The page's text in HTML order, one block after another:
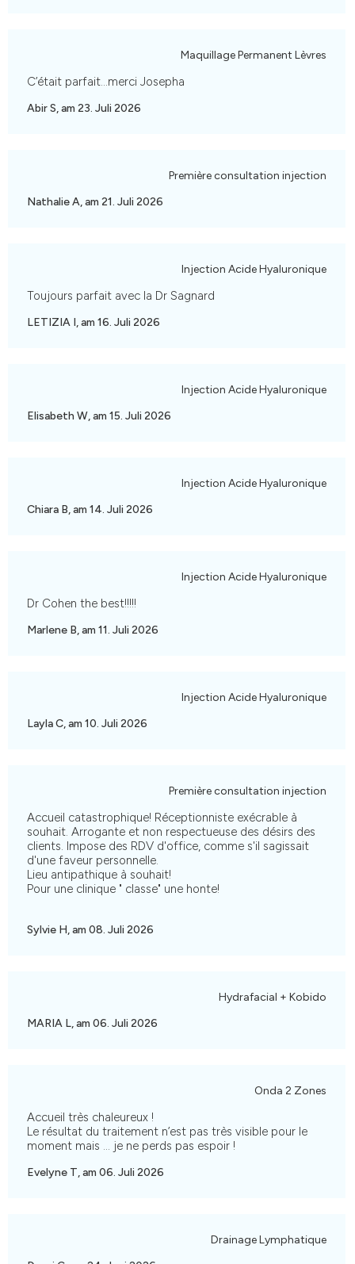
Maquillage Permanent Lèvres
C’était parfait…merci Josepha
Abir S, am 23. Juli 2026
Première consultation injection
Nathalie A, am 21. Juli 2026
Injection Acide Hyaluronique
Toujours parfait avec la Dr Sagnard
LETIZIA I, am 16. Juli 2026
Injection Acide Hyaluronique
Elisabeth W, am 15. Juli 2026
Injection Acide Hyaluronique
Chiara B, am 14. Juli 2026
Injection Acide Hyaluronique
Dr Cohen the best!!!!!
Marlene B, am 11. Juli 2026
Injection Acide Hyaluronique
Layla C, am 10. Juli 2026
Première consultation injection
Accueil catastrophique! Réceptionniste exécrable à
souhait. Arrogante et non respectueuse des désirs des
clients. Impose des RDV d'office, comme s'il sagissait
d'une faveur personnelle.
Lieu antipathique à souhait!
Pour une clinique " classe" une honte!
Sylvie H, am 08. Juli 2026
Hydrafacial + Kobido
MARIA L, am 06. Juli 2026
Onda 2 Zones
Accueil très chaleureux !
Le résultat du traitement n’est pas très visible pour le
moment mais … je ne perds pas espoir !
Evelyne T, am 06. Juli 2026
Drainage Lymphatique